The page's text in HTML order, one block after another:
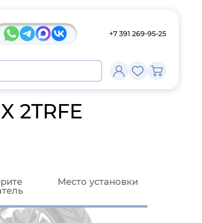
+7 391 269-95-25
2TRFE
Место установки